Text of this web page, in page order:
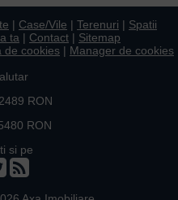
| Case/Vile | Terenuri | Spatii
ta | Contact | Sitemap
de cookies | Manager de cookies
RON
RON
si pe